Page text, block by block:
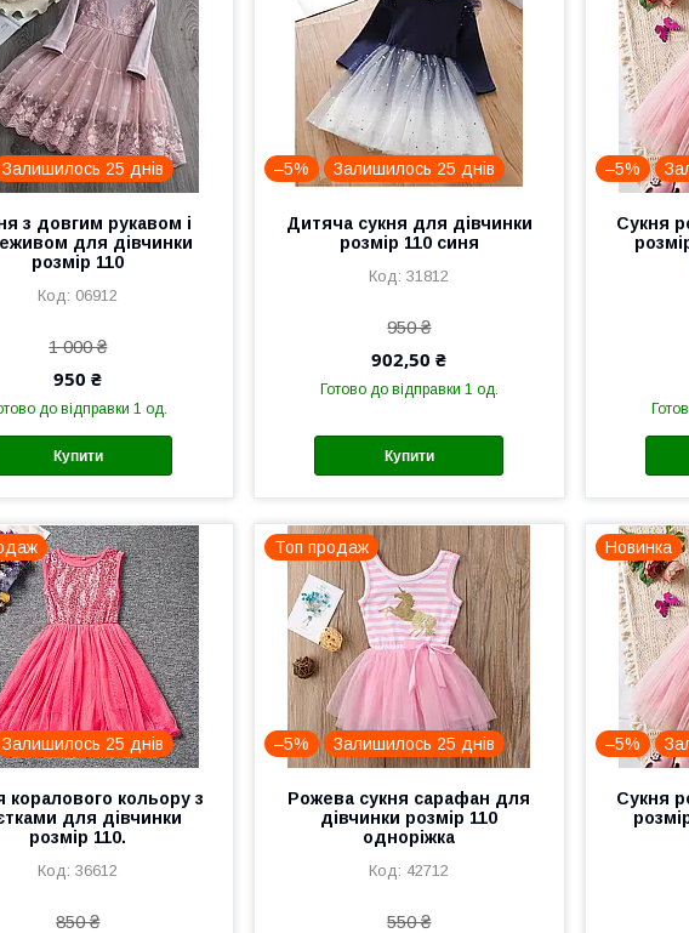
Залишилось 25 днів
з довгим рукавом і
для дівчинки
розмір 110
06912
1 000 ₴
950 ₴
до відправки 1 од.
Купити
–5% Залишилось 25 днів
Дитяча сукня для дівчинки
розмір 110 синя
31812
950 ₴
902,50 ₴
Готово до відправки 1 од.
Купити
–5%
Сукня
Залишилось 25 днів
коралового кольору з
для дівчинки
розмір 110.
36612
850 ₴
Топ продаж
–5% Залишилось 25 днів
Рожева сукня сарафан для
дівчинки розмір 110
одноріжка
42712
550 ₴
Новинка
–5%
Сукня